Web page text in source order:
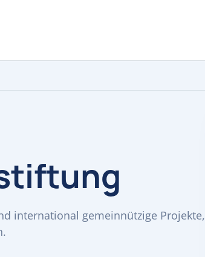
international gemeinnützige Projekte,